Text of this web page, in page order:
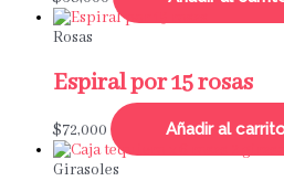
Rosas
Espiral por 15 rosas
$72,000 Añadir al
Girasoles